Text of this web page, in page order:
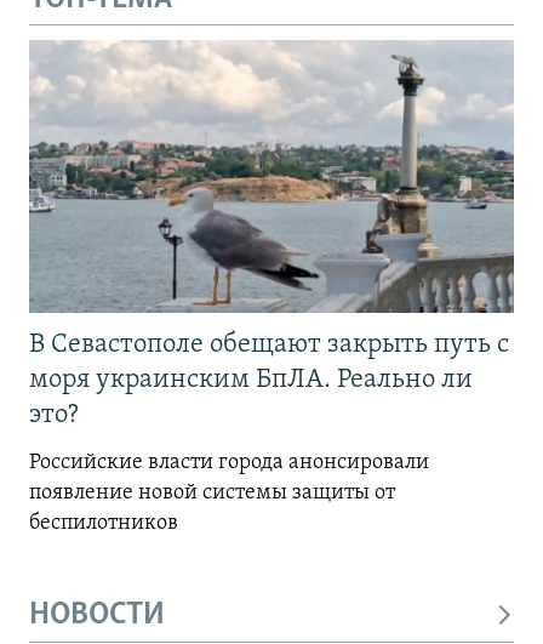
В Севастополе обещают закрыть путь с
моря украинским БпЛА. Реально ли
это?
Российские власти города анонсировали
появление новой системы защиты от
беспилотников
НОВОСТИ